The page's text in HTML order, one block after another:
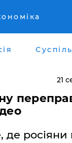
21
де росіяни